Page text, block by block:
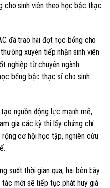
cho sinh viên theo học bậc thạc
đã trao hai đợt học bổng cho
xuyên tiếp nhận sinh viên
nghiệp từ chuyên ngành
bổng bậc thạc sĩ cho sinh
nguồn động lực mạnh mẽ,
gia các kỳ thi lấy chứng chỉ
cơ hội học tập, nghiên cứu
suốt thời gian qua, hai bên bày
mới sẽ tiếp tục phát huy giá